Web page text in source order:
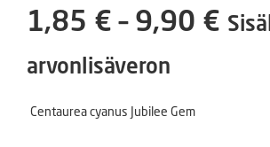
1,85 € – 9,90 €
arvonlisäveron
Centaurea cyanus Jubilee Gem